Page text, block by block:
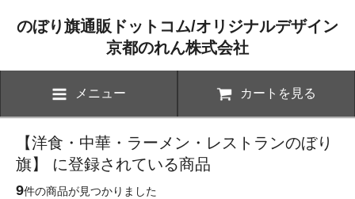
のぼり旗通販ドットコム/オリジナルデザイン
京都のれん株式会社
メニュー カートを見る
【洋食・中華・ラーメン・レストランのぼり
旗】 に登録されている商品
9件の商品が見つかりました